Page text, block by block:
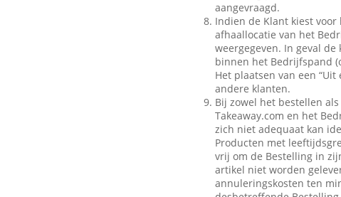
aangevraagd.
Indien de Klant kiest
afhaallocatie van het
weergegeven. In geval
binnen het Bedrijfspand
Het plaatsen van een
andere klanten.
Bij zowel het bestellen
Takeaway.com en het
zich niet adequaat kan
Producten met
vrij om de Bestelling in
artikel niet worden
annuleringskosten ten